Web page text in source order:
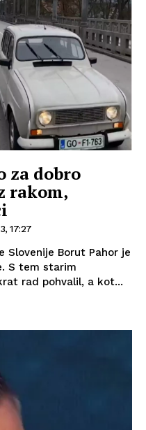
za dobro
rakom,
17:27
Slovenije Borut Pahor je
S tem starim
rad pohvalil, a kot...